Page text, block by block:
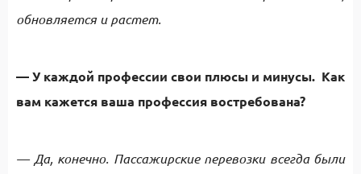
обновляется и растет.
— У каждой профессии свои плюсы и минусы. Как
вам кажется ваша профессия востребована?
— Да, конечно. Пассажирские перевозки всегда были